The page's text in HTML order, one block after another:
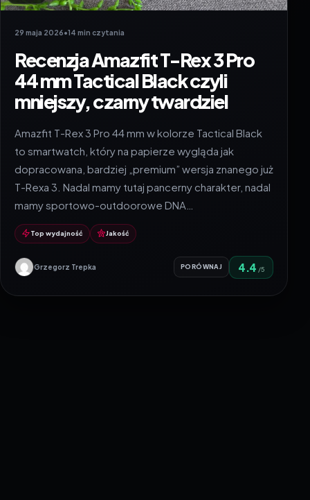
29 maja 2026•14 min czytania
Recenzja Amazfit T-Rex 3 Pro
44 mm Tactical Black czyli
mniejszy, czarny twardziel
Amazfit T-Rex 3 Pro 44 mm w kolorze Tactical Black
to smartwatch, który na papierze wygląda jak
dopracowana, bardziej „premium” wersja znanego już
T-Rexa 3. Nadal mamy tutaj pancerny charakter, nadal
mamy sportowo-outdoorowe DNA…
Top wydajność Jakość
Grzegorz Trepka PORÓWNAJ 4.4 /5